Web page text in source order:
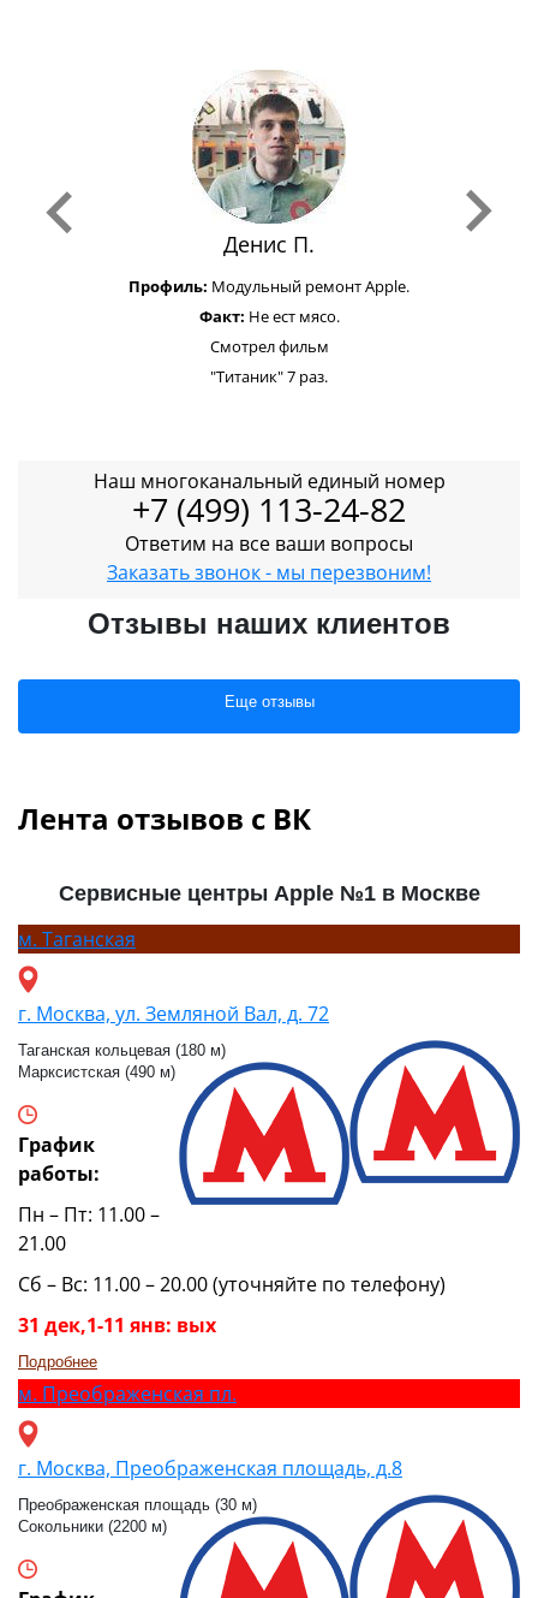
Денис П.
Профиль: Модульный ремонт Apple.
Факт: Не ест мясо.
Смотрел фильм
"Титаник" 7 раз.
Наш многоканальный единый номер
+7 (499) 113-24-82
Ответим на все ваши вопросы
Заказать звонок - мы перезвоним!
Отзывы наших клиентов
Еще отзывы
Лента отзывов с ВК
Сервисные центры Apple №1 в Москве
м. Таганская
г. Москва, ул. Земляной Вал, д. 72
Таганская кольцевая (180 м)
Марксистская (490 м)
График
работы:
Пн – Пт: 11.00 –
21.00
Сб – Вс: 11.00 – 20.00 (уточняйте по телефону)
31 дек,1-11 янв: вых
Подробнее
м. Преображенская пл.
г. Москва, Преображенская площадь, д.8
Преображенская площадь (30 м)
Сокольники (2200 м)